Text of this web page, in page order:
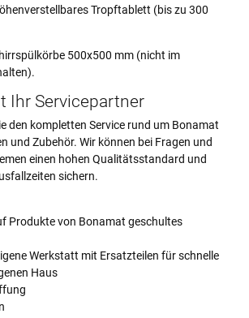
Tropftablett (bis zu 300
500x500 mm (nicht im
Ihr Servicepartner
den kompletten Service rund um Bonamat
und Zubehör. Wir können bei Fragen und
einen hohen Qualitätsstandard und
sichern.
Produkte von Bonamat geschultes
Werkstatt mit Ersatzteilen für schnelle
Haus